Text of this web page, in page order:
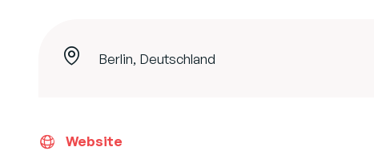
Berlin, Deutschland
Website